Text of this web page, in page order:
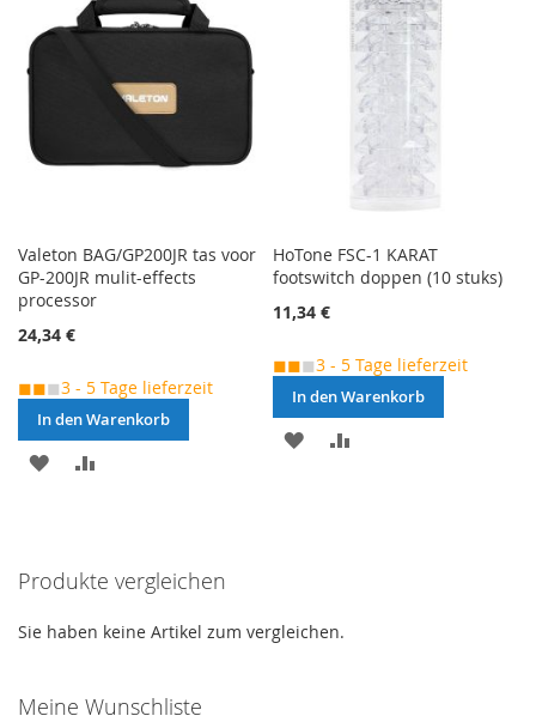
Valeton BAG/GP200JR tas voor
GP-200JR mulit-effects
processor
24,34 €
◼◼◼3 - 5 Tage lieferzeit
In den Warenkorb
MERKEN
HoTone FSC-1 KARAT
footswitch doppen (10 stuks)
11,34 €
◼◼◼3 - 5 Tage lieferzeit
In den Warenkorb
MERKEN
Produkte vergleichen
Sie haben keine Artikel zum vergleichen.
Meine Wunschliste